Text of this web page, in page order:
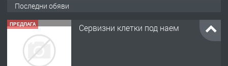
Последни обяви
ПРЕДЛАГА Сервизни клетки под наем